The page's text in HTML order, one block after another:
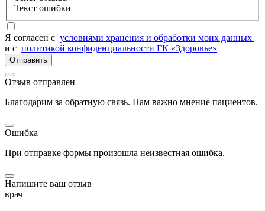
Текст ошибки
Я согласен c условиями хранения и обработки моих данных
и с политикой конфиденциальности ГК «Здоровье»
Отправить
Отзыв отправлен
Благодарим за обратную связь. Нам важно мнение пациентов.
Ошибка
При отправке формы произошла неизвестная ошибка.
Напишите ваш отзыв
врач